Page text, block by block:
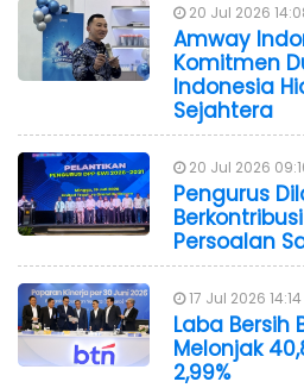
20 Jul 2026
Amway
Komitmen
Indonesia
Sejahtera
20 Jul 2026
Pengurus
Persoalan
17 Jul 2026 14:14
Laba Bersih
Melonjak
2,99%